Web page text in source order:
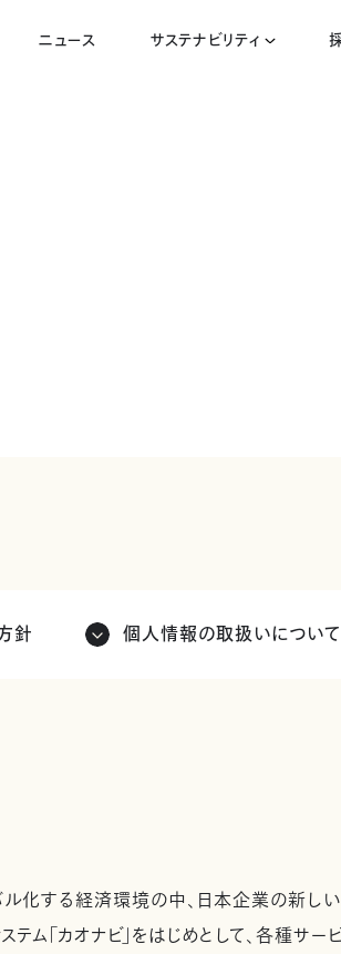
ニュース サステナビリティ
針 個人情報の取扱いについて
ル化する経済環境の中、日本企業の新し
テム「カオナビ」をはじめとして、各種サ